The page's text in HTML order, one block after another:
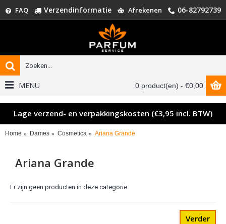
FAQ Verzendinformatie Afrekenen 06-82792739
0 product(en) - €0,00
MENU
Lage verzend- en verpakkingskosten (€3,95 incl. BTW)
Home Dames Cosmetica Ariana Grande
Ariana Grande
Er zijn geen producten in deze categorie.
Verder